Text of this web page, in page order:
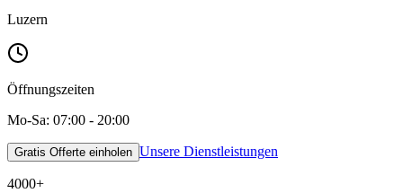
Luzern
Öffnungszeiten
Mo-Sa: 07:00 - 20:00
Gratis Offerte einholen Unsere Dienstleistungen
4000+